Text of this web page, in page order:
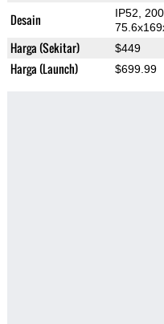
Desain IP52,
Harga (Sekitar) $449
Harga (Launch) $699.99